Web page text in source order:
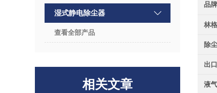
湿式静电除尘器
查看全部产品
相关文章
品牌
林
除
出
液